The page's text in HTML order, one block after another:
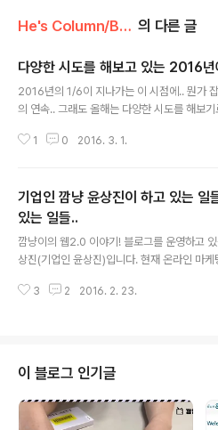
He's Column/Business 의 다른 글
다양한 시도를 해보고 있는 2016
2016년의 1/6이 지나가는 이 시점에.. 뭔가
의 연속.. 그래도 올해는 다양한 시도를 해보
기 위해 노력중이다. 혼자서 사업을 꾸려나가
있지만 인생은 길기 때문에 아직도 가능성은
가는 이 시점이 바로 인생의 터닝 포인트다.
1 0 2016. 3. 1.
기업인 깜냥 윤상진이 하고 있는 일
있는 일들..
깜냥이의 웹2.0 이야기! 블로그를 운영하고
상진(기업인 윤상진)입니다. 현재 온라인 마케
고 있습니다. 깜냥 윤상진이 하고 있는 일들과
홍보나 마케팅, SNS 마케팅 분야는 저의 가장
니다. 기업 및 공공기관, 지자체 SNS 운영 사
능하니 문의주시기 바랍니다. 회사 연혁:
mms.net/history/ 2. 쇼핑몰 운영: http://
3 2 2016. 2. 23.
이 블로그 인기글